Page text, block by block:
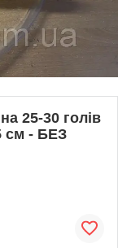
25-30 голів
см - БЕЗ